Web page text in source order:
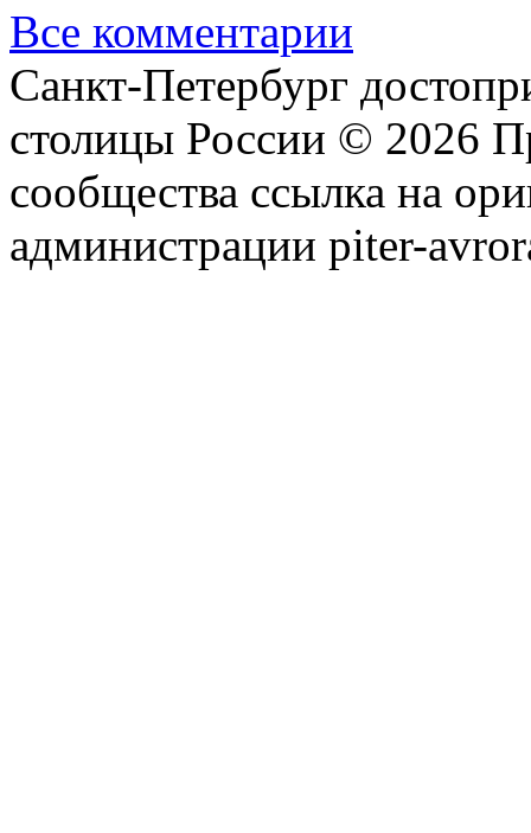
Все комментарии
Санкт-Петербург
столицы России © 2026
сообщества ссылка на
администрации piter-